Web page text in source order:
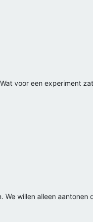
voor een experiment
willen alleen aantonen